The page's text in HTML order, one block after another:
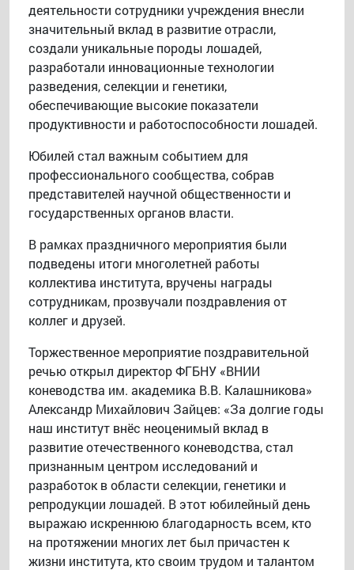
деятельности сотрудники учреждения внесли
значительный вклад в развитие отрасли,
создали уникальные породы лошадей,
разработали инновационные технологии
разведения, селекции и генетики,
обеспечивающие высокие показатели
продуктивности и работоспособности лошадей.
Юбилей стал важным событием для
профессионального сообщества, собрав
представителей научной общественности и
государственных органов власти.
В рамках праздничного мероприятия были
подведены итоги многолетней работы
коллектива института, вручены награды
сотрудникам, прозвучали поздравления от
коллег и друзей.
Торжественное мероприятие поздравительной
речью открыл директор ФГБНУ «ВНИИ
коневодства им. академика В.В. Калашникова»
Александр Михайлович Зайцев: «За долгие годы
наш институт внёс неоценимый вклад в
развитие отечественного коневодства, стал
признанным центром исследований и
разработок в области селекции, генетики и
репродукции лошадей. В этот юбилейный день
выражаю искреннюю благодарность всем, кто
на протяжении многих лет был причастен к
жизни института, кто своим трудом и талантом